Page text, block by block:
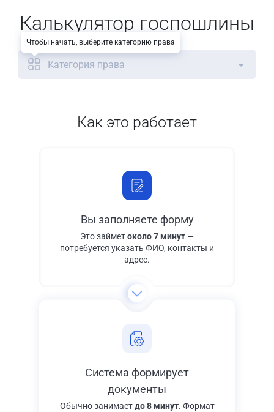
Калькулятор госпошлины
Категория права
Как это работает
Вы заполняете форму
Это займетоколо 7 минут —
потребуется указать ФИО, контакты и
адрес.
Система формирует
документы
Обычно занимаетдо 8 минут. Формат
Чтобы начать, выберите категорию права